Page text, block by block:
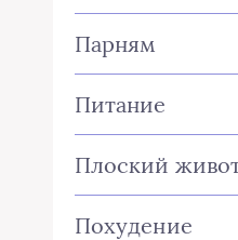
Парням
Питание
Плоский
Похудение